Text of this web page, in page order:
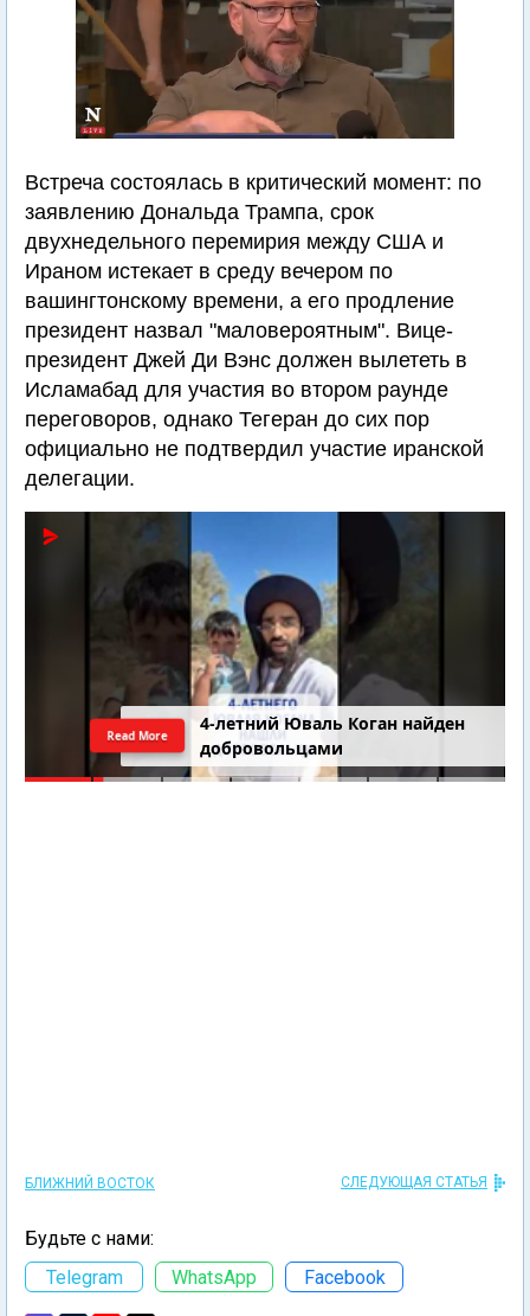
Встреча состоялась в критический момент: по
заявлению Дональда Трампа, срок
двухнедельного перемирия между США и
Ираном истекает в среду вечером по
вашингтонскому времени, а его продление
президент назвал "маловероятным". Вице-
президент Джей Ди Вэнс должен вылететь в
Исламабад для участия во втором раунде
переговоров, однако Тегеран до сих пор
официально не подтвердил участие иранской
делегации.
4-летний Юваль Коган найден
добровольцами
Read More
БЛИЖНИЙ ВОСТОК СЛЕДУЮЩАЯ СТАТЬЯ
Будьте с нами:
Telegram
WhatsApp Facebook